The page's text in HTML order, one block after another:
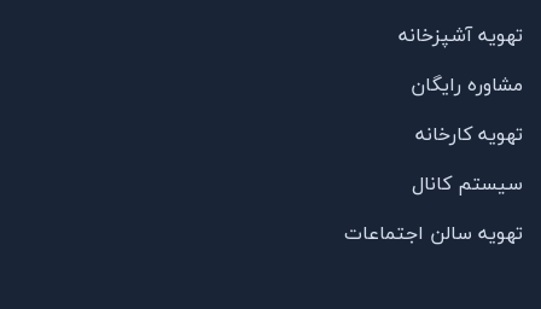
تهویه آشپزخانه
مشاوره رایگان
تهویه کارخانه
سیستم کانال
تهویه سالن اجتماعات